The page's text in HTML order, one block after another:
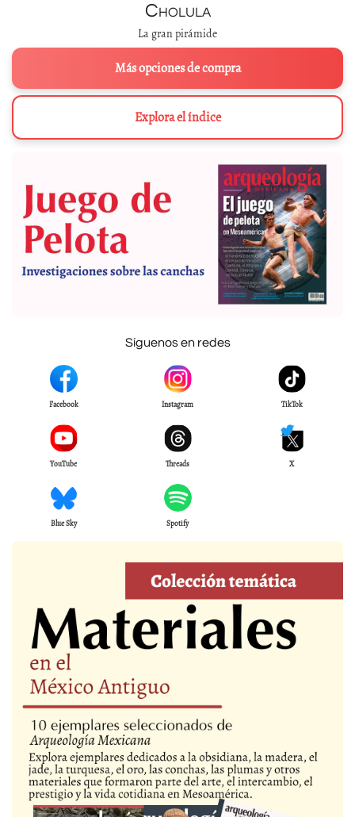
Cholula
La gran pirámide
Más opciones de compra
Explora el índice
Síguenos en redes
Facebook Instagram TikTok
YouTube Threads X
Blue Sky Spotify